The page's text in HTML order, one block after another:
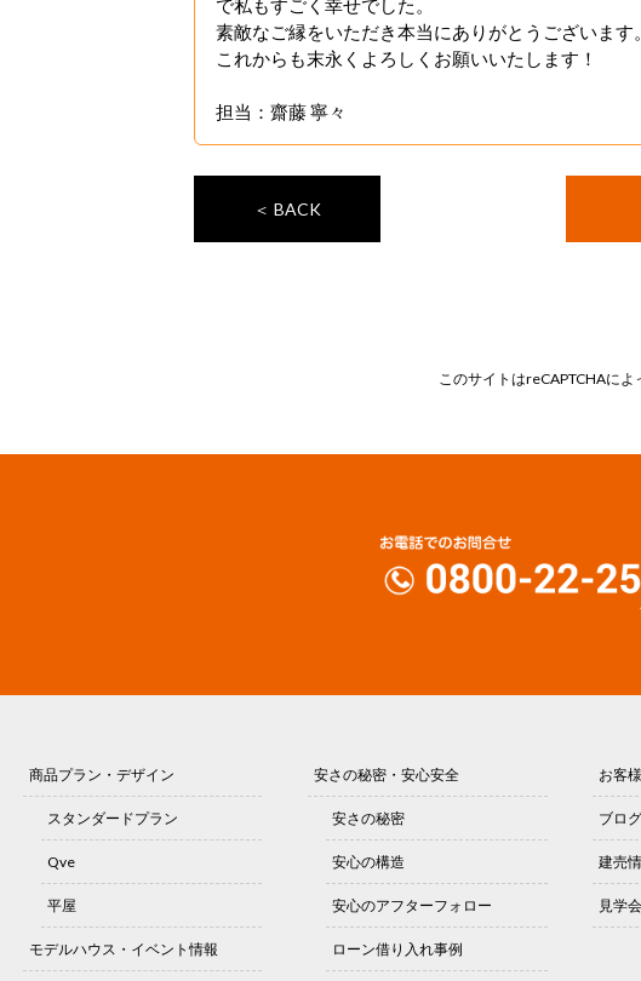
で私もすごく幸せでした。
素敵なご縁をいただき本当にありがとうございます。
これからも末永くよろしくお願いいたします！
担当：齋藤 寧々
＜ BACK
このサイトはreCAPTCHAに
商品プラン・デザイン
スタンダードプラン
Qve
平屋
モデルハウス・イベント情報
安さの秘密・安心安全
安さの秘密
安心の構造
安心のアフターフォロー
ローン借り入れ事例
お客
ブログ
建売
見学